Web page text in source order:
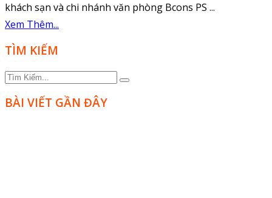
khách sạn và chi nhánh văn phòng Bcons PS ...
Xem Thêm...
TÌM KIẾM
BÀI VIẾT GẦN ĐÂY